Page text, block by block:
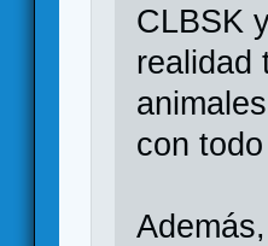
CLBSK
realidad
con